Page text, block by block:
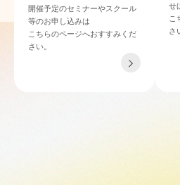
開催予定のセミナーやスクール
等のお申し込みは
こちらのページへおすすみくだ
さい。
せ
こ
さ
〒532-0011 大阪府大阪市淀川区西中島